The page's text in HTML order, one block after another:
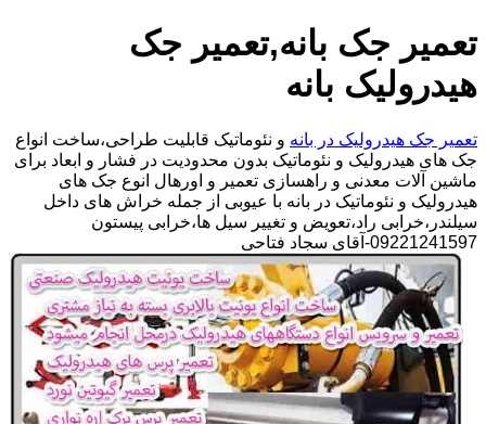
تعمیر جک بانه,تعمیر جک
هیدرولیک بانه
تعمیر جک هیدرولیک در بانه و نئوماتیک قابلیت طراحی،ساخت انواع
جک های هیدرولیک و نئوماتیک بدون محدودیت در فشار و ابعاد برای
ماشین آلات معدنی و راهسازی تعمیر و اورهال انوع جک های
هیدرولیک و نئوماتیک در بانه با عیوبی از جمله خراش های داخل
سیلندر،خرابی راد،تعویض و تغییر سیل ها،خرابی پیستون
09221241597-آقای سجاد فتاحی